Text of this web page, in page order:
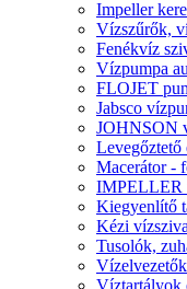
Impeller
Vízszűrők,
Fenékvíz
Vízpumpa
FLOJET
Jabsco
JOHNSON
Levegőztető
Macerátor -
IMPELLER
Kiegyenlítő
Kézi
Tusolók,
Víztartályok